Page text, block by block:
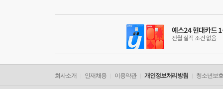
회사소개 인재채용 이용약관 개인정보처리방침 청소년보